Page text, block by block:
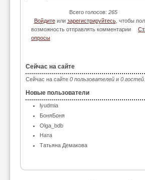
Всего голосов: 265
Войдитеили зарегистрируйтесь, чтобы
возможность отправлять комментарии
опросы
Сейчас на сайте
Сейчас на сайте 0 пользователей и 0 гостей
Новые пользователи
lyudmia
БоняБоня
Olga_bdb
Ната
Татьяна Демакова